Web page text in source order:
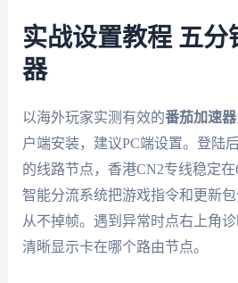
实战设置教程 五分
器
以海外玩家实测有效的番茄加速器
户端安装，建议PC端设置。登陆
的线路节点，香港CN2专线稳定
智能分流系统把游戏指令和更新
从不掉帧。遇到异常时点右上角
清晰显示卡在哪个路由节点。